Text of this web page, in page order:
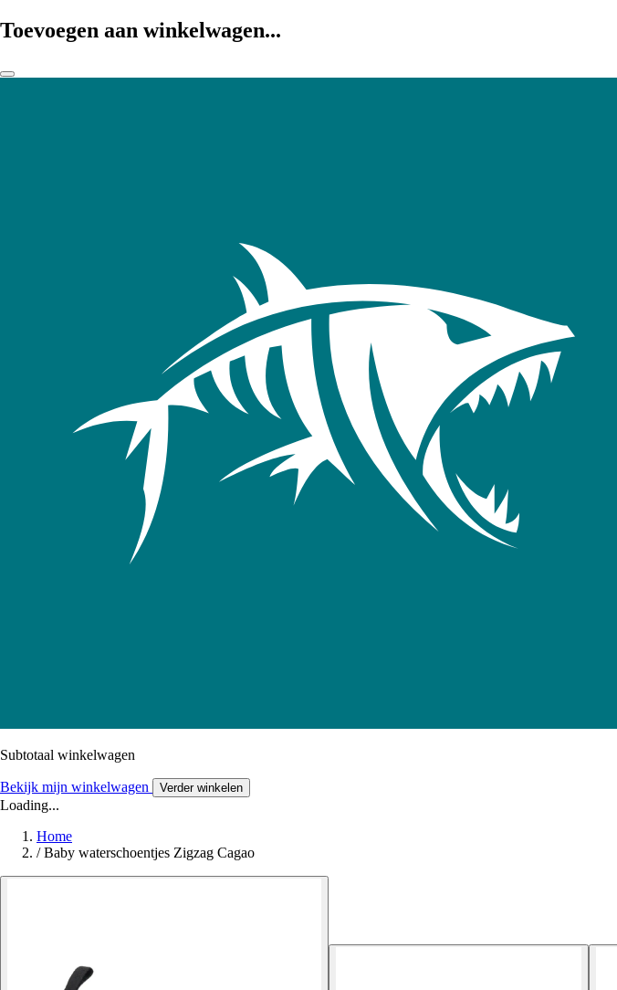
Toevoegen aan winkelwagen...
Subtotaal winkelwagen
Bekijk mijn winkelwagen Verder winkelen
Loading...
Home
/ Baby waterschoentjes Zigzag Cagao